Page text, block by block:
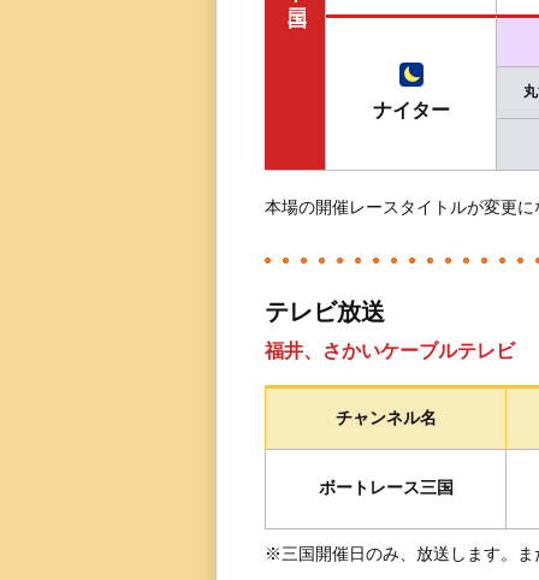
ナイター
本場の開催レースタイトルが変更
テレビ放送
福井、さかいケーブルテレビ
チャンネル名
ボートレース三国
※三国開催日のみ、放送します。